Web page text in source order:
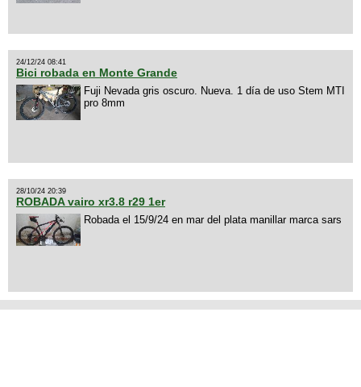
24/12/24 08:41
Bici robada en Monte Grande
Fuji Nevada gris oscuro. Nueva. 1 día de uso Stem MTI
pro 8mm
28/10/24 20:39
ROBADA vairo xr3.8 r29 1er
Robada el 15/9/24 en mar del plata manillar marca sars